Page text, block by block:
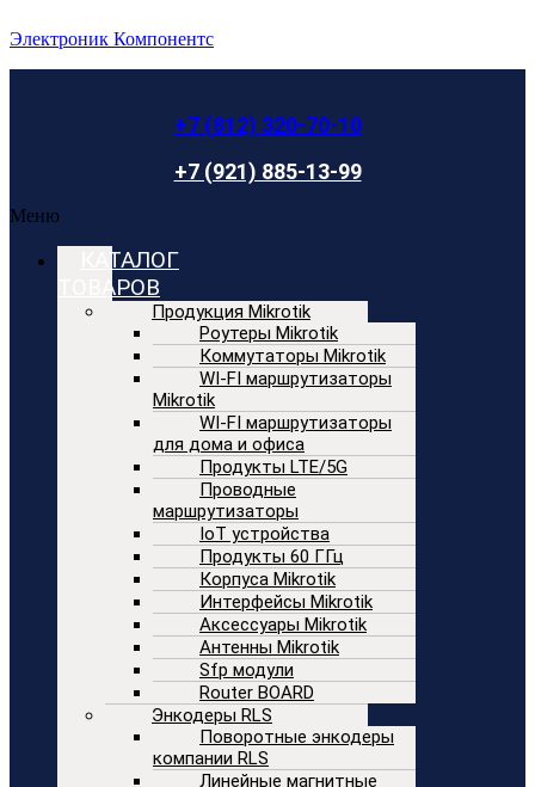
Электроник Компонентс
+7 (812) 320-70-10
+7 (921) 885-13-99
Меню
КАТАЛОГ
ТОВАРОВ
Продукция Mikrotik
Роутеры Mikrotik
Коммутаторы Mikrotik
WI-FI маршрутизаторы
Mikrotik
WI-FI маршрутизаторы
для дома и офиса
Продукты LTE/5G
Проводные
маршрутизаторы
IoT устройства
Продукты 60 ГГц
Корпуса Mikrotik
Интерфейсы Mikrotik
Аксессуары Mikrotik
Антенны Mikrotik
Sfp модули
Router BOARD
Энкодеры RLS
Поворотные энкодеры
компании RLS
Линейные магнитные